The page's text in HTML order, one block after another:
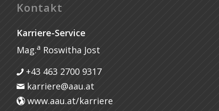
Kontakt
Karriere-Service
Mag.a Roswitha Jost
+43 463 2700 9317
karriere@aau.at
www.aau.at/karriere